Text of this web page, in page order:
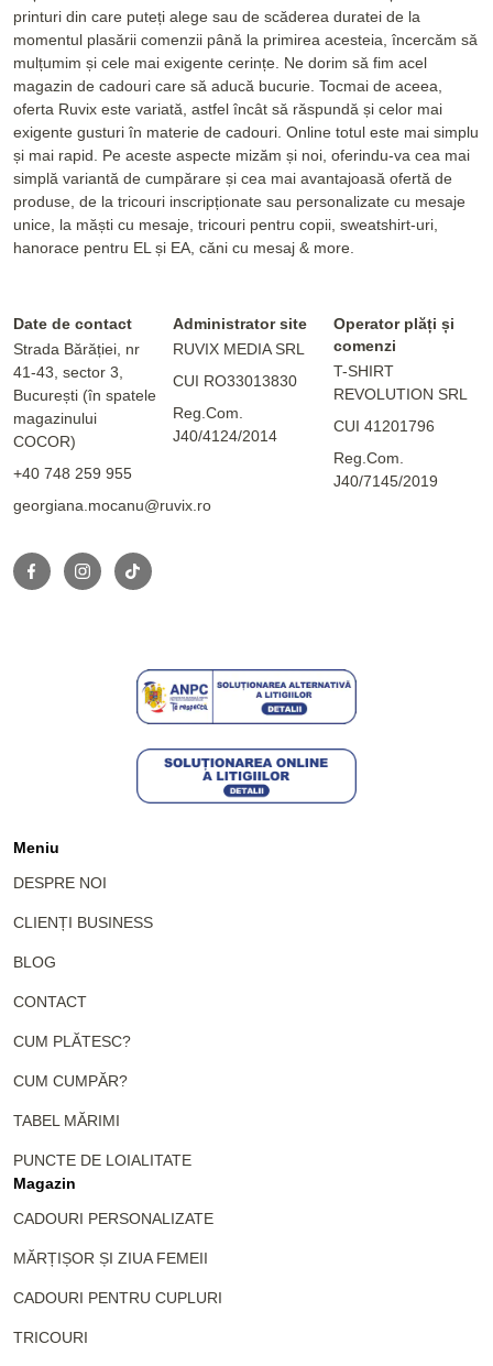
printuri din care puteți alege sau de scăderea duratei de la
momentul plasării comenzii până la primirea acesteia, încercăm să
mulțumim și cele mai exigente cerințe. Ne dorim să fim acel
magazin de cadouri care să aducă bucurie. Tocmai de aceea,
oferta Ruvix este variată, astfel încât să răspundă și celor mai
exigente gusturi în materie de cadouri. Online totul este mai simplu
și mai rapid. Pe aceste aspecte mizăm și noi, oferindu-va cea mai
simplă variantă de cumpărare și cea mai avantajoasă ofertă de
produse, de la tricouri inscripționate sau personalizate cu mesaje
unice, la măști cu mesaje, tricouri pentru copii, sweatshirt-uri,
hanorace pentru EL și EA, căni cu mesaj & more.
Date de contact
Strada Bărăției, nr
41-43, sector 3,
București (în spatele
magazinului
COCOR)
+40 748 259 955
georgiana.mocanu@ruvix.ro
Administrator site
RUVIX MEDIA SRL
CUI RO33013830
Reg.Com.
J40/4124/2014
Operator plăți și
comenzi
T-SHIRT
REVOLUTION SRL
CUI 41201796
Reg.Com.
J40/7145/2019
Meniu
DESPRE NOI
CLIENȚI BUSINESS
BLOG
CONTACT
CUM PLĂTESC?
CUM CUMPĂR?
TABEL MĂRIMI
PUNCTE DE LOIALITATE
Magazin
CADOURI PERSONALIZATE
MĂRȚIȘOR ȘI ZIUA FEMEII
CADOURI PENTRU CUPLURI
TRICOURI